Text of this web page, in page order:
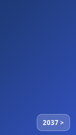
2037 >